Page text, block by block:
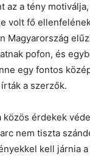
az a tény motiválja,
volt fő
Magyarország
pofon, és
egy fontos
a szerzők.
közös érdekek
nem tiszta
kell járnia